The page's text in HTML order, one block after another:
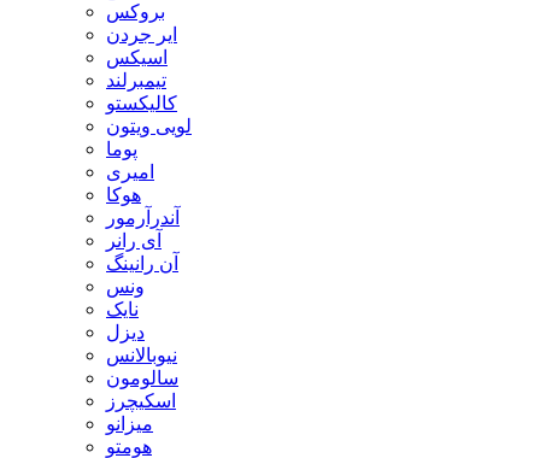
بروکس
ایر جردن
اسیکس
تیمبرلند
کالیکستو
لویی ویتون
پوما
امیری
هوکا
آندرآرمور
آی رانر
آن رانینگ
ونس
نایک
دیزل
نیوبالانس
سالومون
اسکیچرز
میزانو
هومتو